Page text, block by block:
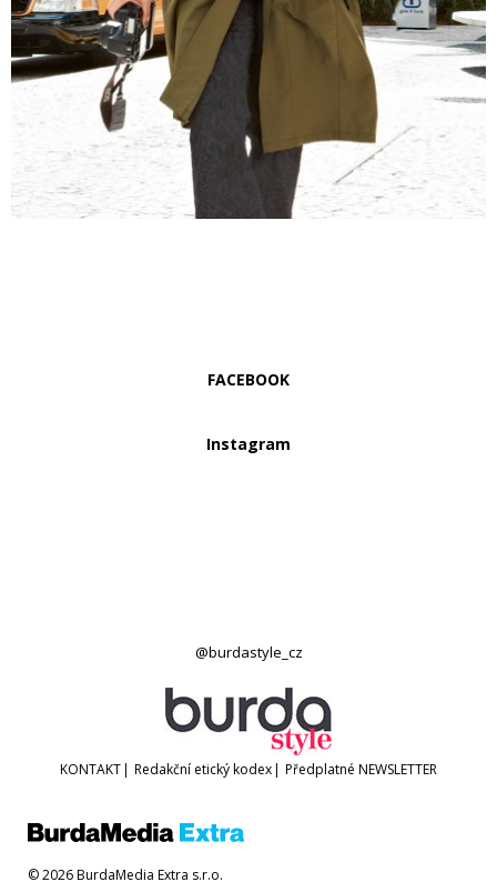
FACEBOOK
Instagram
@burdastyle_cz
KONTAKT| Redakční etický kodex| Předplatné NEWSLETTER
© 2026 BurdaMedia Extra s.r.o.